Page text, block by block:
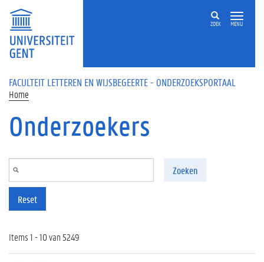
Overslaan en naar de inhoud gaan
ZOEK MENU
FACULTEIT LETTEREN EN WIJSBEGEERTE - ONDERZOEKSPORTAAL
Home
Onderzoekers
Zoeken
Reset
Items 1 - 10 van 5249